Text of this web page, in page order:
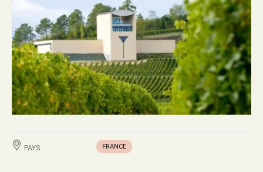
PAYS FRANCE